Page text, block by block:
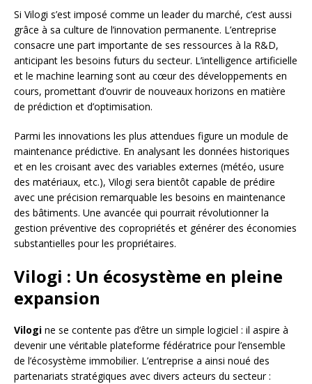
Si Vilogi s’est imposé comme un leader du marché, c’est aussi
grâce à sa culture de l’innovation permanente. L’entreprise
consacre une part importante de ses ressources à la R&D,
anticipant les besoins futurs du secteur. L’intelligence artificielle
et le machine learning sont au cœur des développements en
cours, promettant d’ouvrir de nouveaux horizons en matière
de prédiction et d’optimisation.
Parmi les innovations les plus attendues figure un module de
maintenance prédictive. En analysant les données historiques
et en les croisant avec des variables externes (météo, usure
des matériaux, etc.), Vilogi sera bientôt capable de prédire
avec une précision remarquable les besoins en maintenance
des bâtiments. Une avancée qui pourrait révolutionner la
gestion préventive des copropriétés et générer des économies
substantielles pour les propriétaires.
Vilogi : Un écosystème en pleine
expansion
Vilogi ne se contente pas d’être un simple logiciel : il aspire à
devenir une véritable plateforme fédératrice pour l’ensemble
de l’écosystème immobilier. L’entreprise a ainsi noué des
partenariats stratégiques avec divers acteurs du secteur :